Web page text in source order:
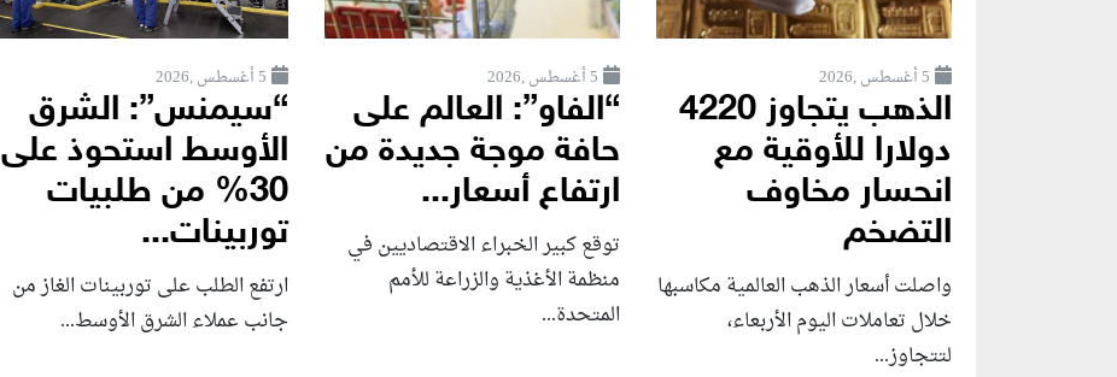
5 أغسطس ,2026
الذهب يتجاوز 4220
دولارا للأوقية مع
انحسار مخاوف
التضخم
واصلت أسعار الذهب العالمية مكاسبها
خلال تعاملات اليوم الأربعاء،
لتتجاوز...
5 أغسطس ,2026
“الفاو”: العالم على
حافة موجة جديدة من
ارتفاع أسعار...
توقع كبير الخبراء الاقتصاديين في
منظمة الأغذية والزراعة للأمم
المتحدة...
5 أغسطس ,2026
“سيمنس”: الشرق
الأوسط استحوذ على
30% من طلبيات
توربينات...
ارتفع الطلب على توربينات الغاز من
جانب عملاء الشرق الأوسط...